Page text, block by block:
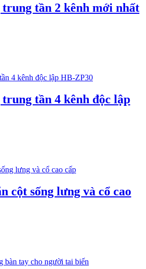
tần 2 kênh mới nhất
tần 4 kênh độc lập
cột sống lưng và cổ cao